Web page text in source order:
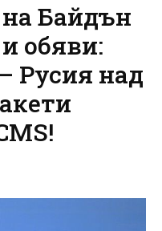
Байдън
обяви:
Русия над